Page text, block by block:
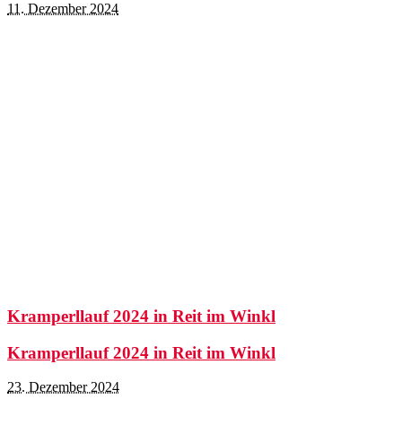
11. Dezember 2024
Kramperllauf 2024 in Reit im Winkl
Kramperllauf 2024 in Reit im Winkl
23. Dezember 2024